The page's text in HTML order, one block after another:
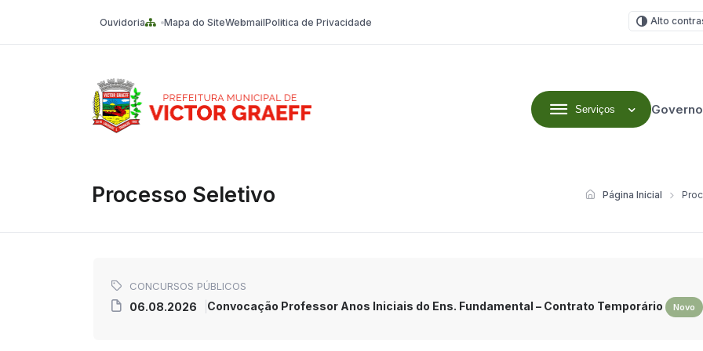
Ouvidoria Mapa do SiteWebmailPolitica de Privacidade Alto
Serviços Governo
Processo Seletivo Página Inicial
CONCURSOS PÚBLICOS
06.08.2026 Convocação Professor Anos Iniciais do Ens. Fundamental – Contrato Temporário Novo